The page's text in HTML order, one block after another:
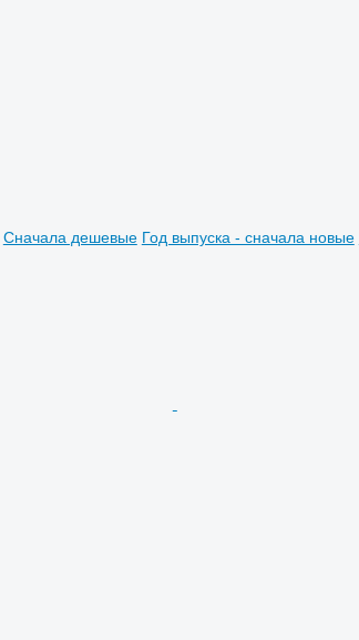
Сначала дешевые Год выпуска - сначала новые